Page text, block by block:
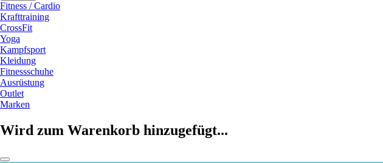
Fitness / Cardio
Krafttraining
CrossFit
Yoga
Kampfsport
Kleidung
Fitnessschuhe
Ausrüstung
Outlet
Marken
Wird zum Warenkorb hinzugefügt...